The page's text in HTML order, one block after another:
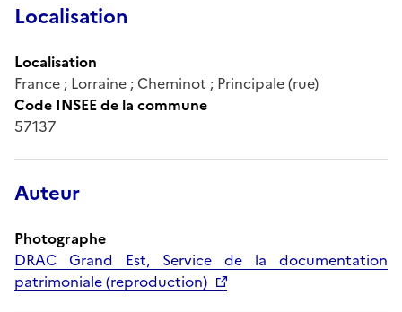
Localisation
Localisation
France ; Lorraine ; Cheminot ; Principale (rue)
Code INSEE de la commune
57137
Auteur
Photographe
DRAC Grand Est, Service de la documentation
patrimoniale (reproduction)